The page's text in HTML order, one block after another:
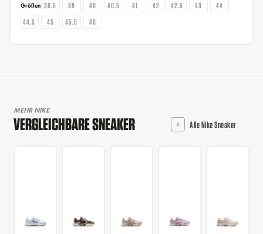
Größen 38.5 39 40 40.5 41 42 42.5 43
44
44.5
45 45.5 46
MEHR NIKE
VERGLEICHBARE SNEAKER Alle Nike Sneaker